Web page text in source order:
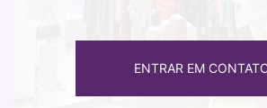
ENTRAR EM